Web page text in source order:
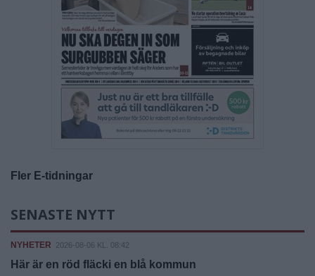
Fler E-tidningar
SENASTE NYTT
NYHETER 2026-08-06 KL. 08:42
Här är en röd fläcki en blå kommun